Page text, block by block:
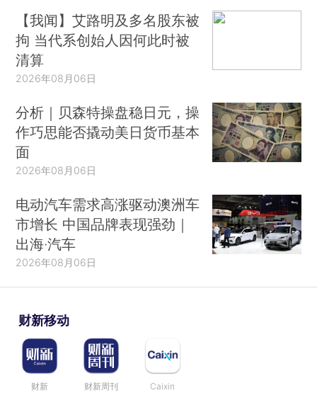
【我闻】艾路明及多名股东被
拘 当代系创始人因何此时被
清算
2026年08月06日
分析｜贝森特操盘稳日元，操
作巧思能否撬动美日货币基本
面
2026年08月06日
电动汽车需求高涨驱动澳洲车
市增长 中国品牌表现强劲｜
出海·汽车
2026年08月06日
财新移动
财新 财新周刊 Caixin